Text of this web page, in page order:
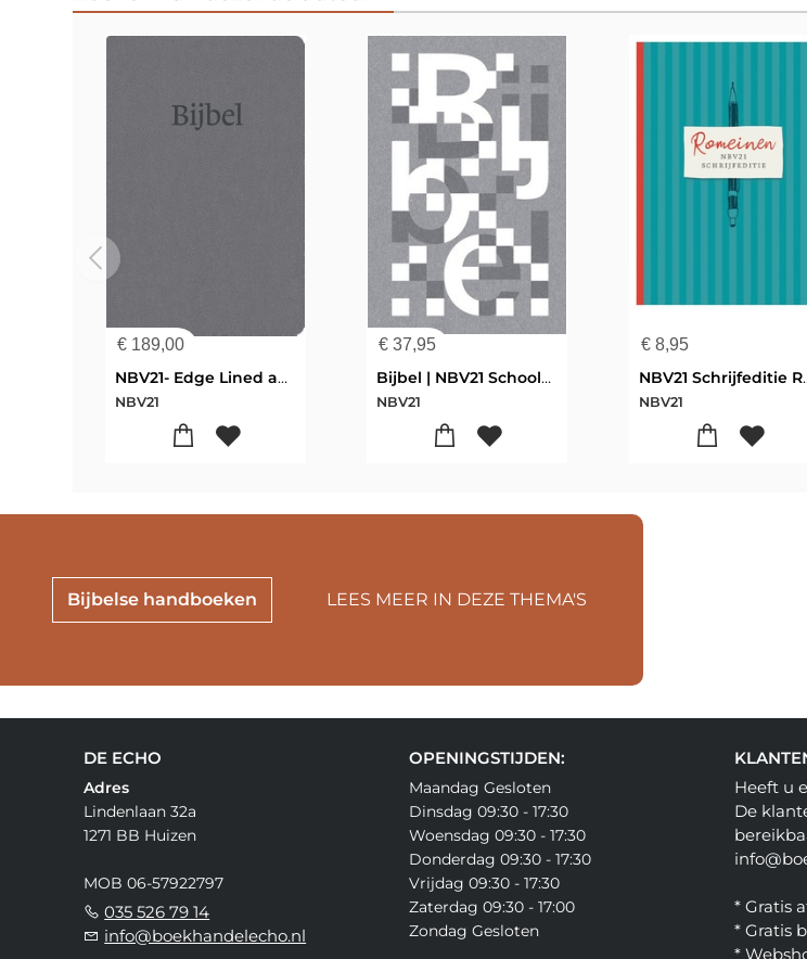
€ 189,00
NBV21- Edge Lined antraciet
NBV21
€ 37,95
Bijbel | NBV21 Schooleditie
NBV21
€8,95
NBV21
NBV21
Bijbelse handboeken LEES MEER IN DEZE THEMA'S
DE ECHO
Adres
Lindenlaan 32a
1271 BB Huizen
MOB 06-57922797
035 526 79 14
info@boekhandelecho.nl
OPENINGSTIJDEN:
Maandag Gesloten
Dinsdag 09:30 - 17:30
Woensdag 09:30 - 17:30
Donderdag 09:30 - 17:30
Vrijdag 09:30 - 17:30
Zaterdag 09:30 - 17:00
Zondag Gesloten
Heeft u
De
* Gratis
* Gratis
*